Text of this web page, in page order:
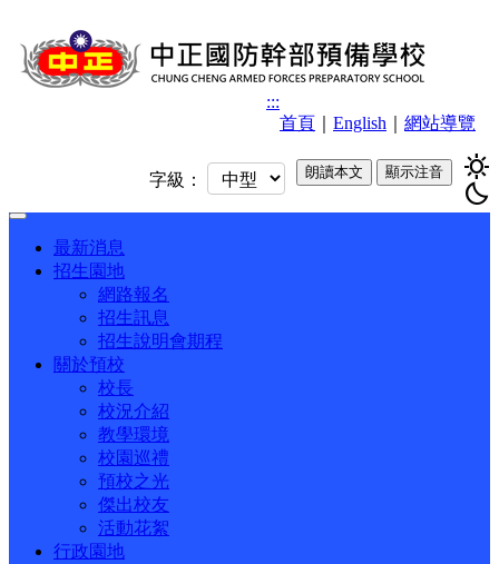
首頁 English 網站導覽
:::
sunny
bedtime
朗讀本文 顯示注音
字級：
Toggle
navigation最新消息
招生園地
網路報名
招生訊息
招生說明會期程
關於預校
校長
校況介紹
教學環境
校園巡禮
預校之光
傑出校友
活動花絮
行政園地